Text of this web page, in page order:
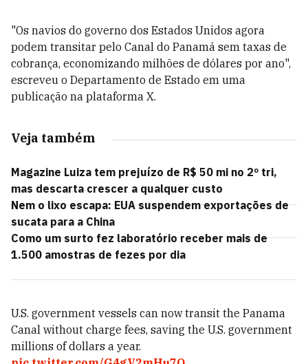
"Os navios do governo dos Estados Unidos agora
podem transitar pelo Canal do Panamá sem taxas de
cobrança, economizando milhões de dólares por ano",
escreveu o Departamento de Estado em uma
publicação na plataforma X.
Veja também
Magazine Luiza tem prejuízo de R$ 50 mi no 2º tri,
mas descarta crescer a qualquer custo
Nem o lixo escapa: EUA suspendem exportações de
sucata para a China
Como um surto fez laboratório receber mais de
1.500 amostras de fezes por dia
U.S. government vessels can now transit the Panama
Canal without charge fees, saving the U.S. government
millions of dollars a year.